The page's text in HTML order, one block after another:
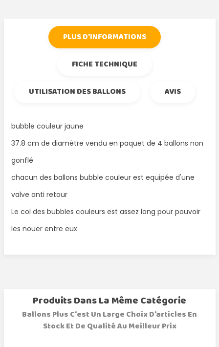
PLUS D'INFORMATIONS
FICHE TECHNIQUE
UTILISATION DES BALLONS
AVIS
bubble couleur jaune
37.8 cm de diamètre vendu en paquet de 4 ballons non
gonflé
chacun des ballons bubble couleur est equipée d'une
valve anti retour
Le col des bubbles couleurs est assez long pour pouvoir
les nouer entre eux
Produits Dans La Même Catégorie
Ballons Plus C'est Un Large Choix D'articles En
Stock Et De Qualité Au Meilleur Prix